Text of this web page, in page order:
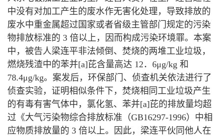
中没有对加工产生的废水作无害化处理，导致排放的
废水中重金属超过国家或者省级主管部门规定的污染
物排放标准的 3 倍以上，因而构成污染环境罪。本案
中，被告人梁连平非法倾倒、焚烧的两堆工业垃圾，
燃烧残渣中的苯并[a]芘含量高达 12．6μg/kg 和
78.4μg/kg。案发后，环保部门、侦查机关依法进行了
侦查实验，证明相似条件下，焚烧相同工业垃圾产生
的有毒有害气体中，氯化氢、苯并[a]芘的排放量均超
过《大气污染物综合排放标准（GB16297-1996）中相
应物质排放量的 3 倍以上。因此，梁连平伙同他人在